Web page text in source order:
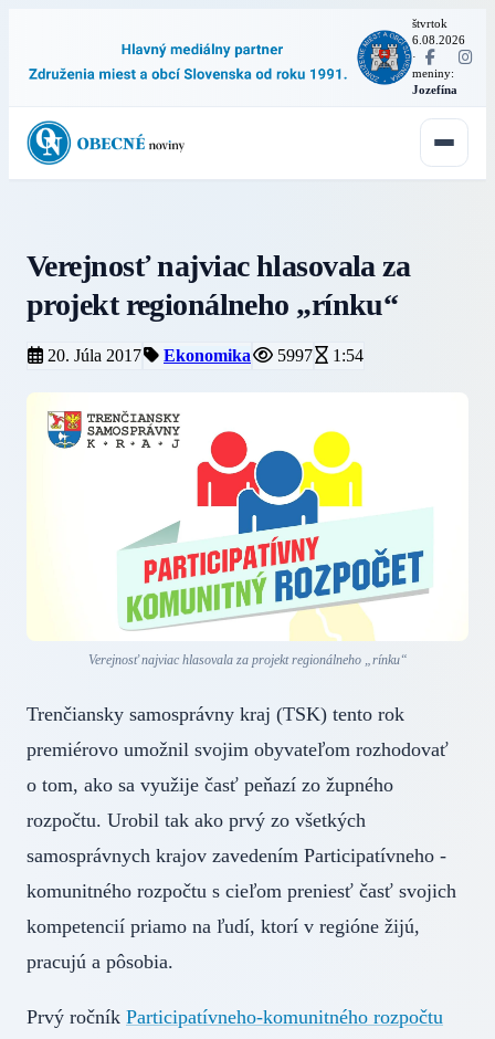
štvrtok
6.08.2026
·
meniny:
Jozefína
Verejnosť najviac hlasovala za
projekt regionálneho „rínku“
20. Júla 2017 Ekonomika 5997 1:54
Verejnosť najviac hlasovala za projekt regionálneho „rínku“
Trenčiansky samosprávny kraj (TSK) tento rok
premiérovo umožnil svojim obyvateľom rozhodovať
o tom, ako sa využije časť peňazí zo župného
rozpočtu. Urobil tak ako prvý zo všetkých
samosprávnych krajov zavedením Participatívneho -
komunitného rozpočtu s cieľom preniesť časť svojich
kompetencií priamo na ľudí, ktorí v regióne žijú,
pracujú a pôsobia.
Prvý ročník Participatívneho-komunitného rozpočtu